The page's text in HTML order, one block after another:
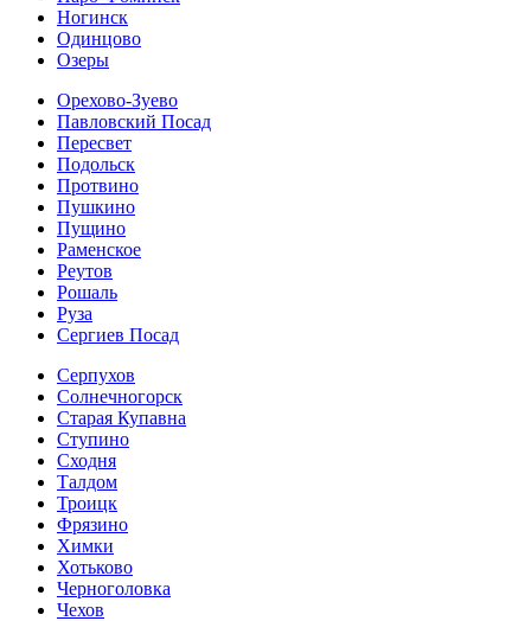
Ногинск
Одинцово
Озеры
Орехово-Зуево
Павловский Посад
Пересвет
Подольск
Протвино
Пушкино
Пущино
Раменское
Реутов
Рошаль
Руза
Сергиев Посад
Серпухов
Солнечногорск
Старая Купавна
Ступино
Сходня
Талдом
Троицк
Фрязино
Химки
Хотьково
Черноголовка
Чехов